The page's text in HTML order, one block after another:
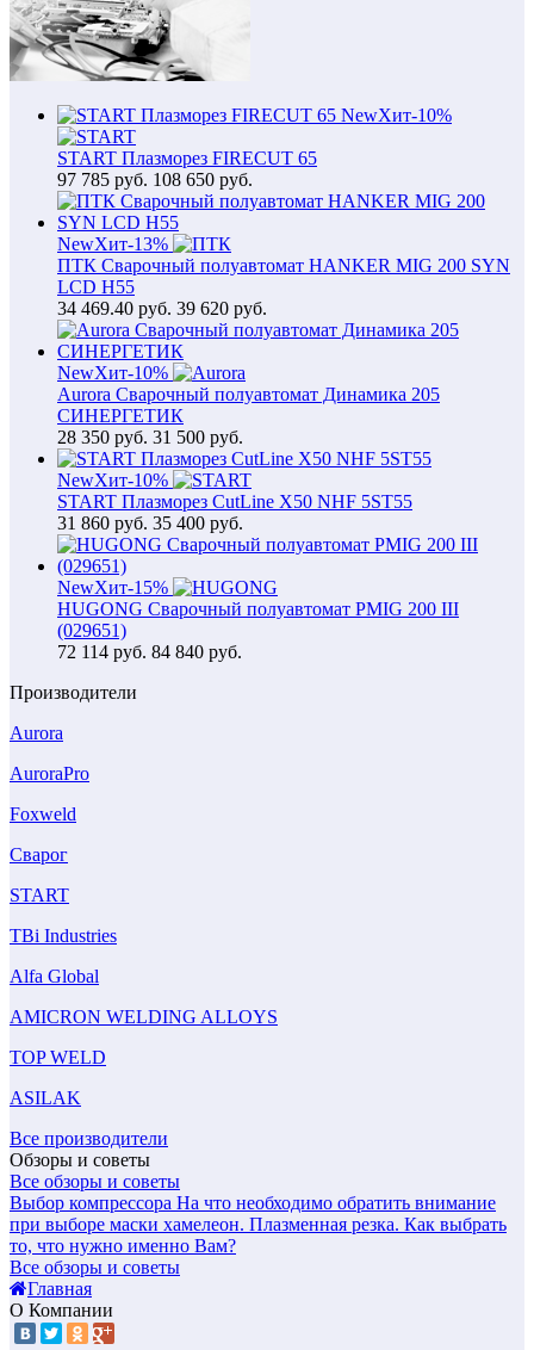
NewХит-10%
START Плазморез FIRECUT 65
97 785 руб. 108 650 руб.
NewХит-13%
ПТК Сварочный полуавтомат HANKER MIG 200 SYN
LCD H55
34 469.40 руб. 39 620 руб.
NewХит-10%
Aurora Сварочный полуавтомат Динамика 205
СИНЕРГЕТИК
28 350 руб. 31 500 руб.
NewХит-10%
START Плазморез CutLine X50 NHF 5ST55
31 860 руб. 35 400 руб.
NewХит-15%
HUGONG Сварочный полуавтомат PMIG 200 III
(029651)
72 114 руб. 84 840 руб.
Производители
Aurora
AuroraPro
Foxweld
Сварог
START
TBi Industries
Alfa Global
AMICRON WELDING ALLOYS
TOP WELD
ASILAK
Все производители
Обзоры и советы
Все обзоры и советы
Выбор компрессора На что необходимо обратить внимание
при выборе маски хамелеон. Плазменная резка. Как выбрать
то, что нужно именно Вам?
Все обзоры и советы
Главная
О Компании